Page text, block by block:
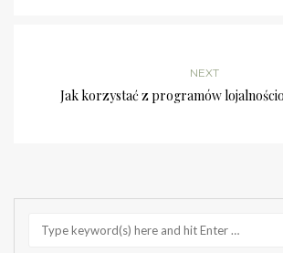
NEXT
Jak korzystać z programów